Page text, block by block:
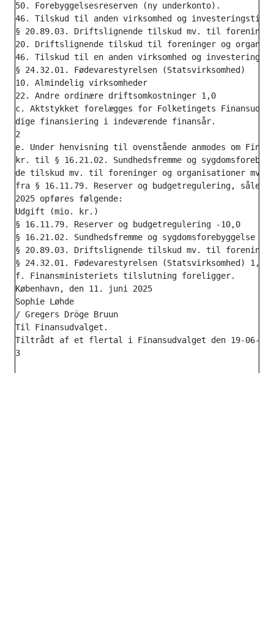
50. Forebyggelsesreserven (ny underkonto).
46. Tilskud til anden virksomhed og
§ 20.89.03. Driftslignende tilskud mv. til foreninger
20. Driftslignende tilskud til foreninger og
46. Tilskud til en anden virksomhed og
§ 24.32.01. Fødevarestyrelsen (Statsvirksomhed)
10. Almindelig virksomheder
22. Andre ordinære driftsomkostninger 1,0
c. Aktstykket forelægges for Folketingets
dige finansiering i indeværende finansår.
2
e. Under henvisning til ovenstående anmodes om
kr. til § 16.21.02. Sundhedsfremme og
de tilskud mv. til foreninger og organisationer mv.
fra § 16.11.79. Reserver og budgetregulering,
2025 opføres følgende:
Udgift (mio. kr.)
§ 16.11.79. Reserver og budgetregulering -10,0
§ 16.21.02. Sundhedsfremme og sygdomsforebyggelse
§ 20.89.03. Driftslignende tilskud mv. til
§ 24.32.01. Fødevarestyrelsen (Statsvirksomhed) 1,0
f. Finansministeriets tilslutning foreligger.
København, den 11. juni 2025
Sophie Løhde
/ Gregers Dröge Bruun
Til Finansudvalget.
Tiltrådt af et flertal i Finansudvalget den 19-06-